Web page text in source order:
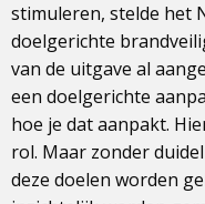
stimuleren, stelde het
doelgerichte
van de uitgave al
een doelgerichte
hoe je dat aanpakt.
rol. Maar zonder
deze doelen worden